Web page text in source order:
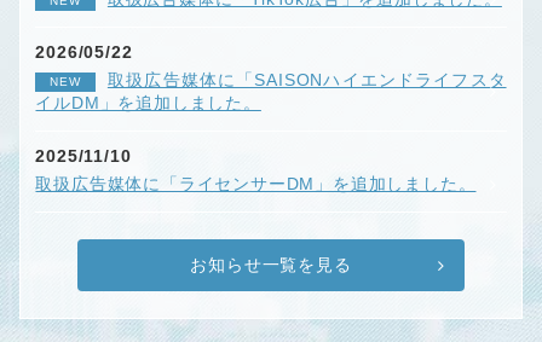
2026/05/22
NEW
取扱広告媒体に「SAISONハイエンドライフスタ
イルDM」を追加しました。
2025/11/10
取扱広告媒体に「ライセンサーDM」を追加しました。
お知らせ一覧を見る